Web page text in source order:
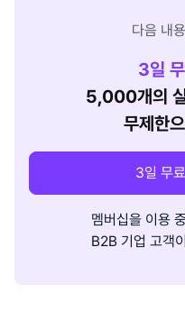
다음 내
3일
5,000개의
무제한
3일 무
멤버십을 이용
B2B 기업 고객